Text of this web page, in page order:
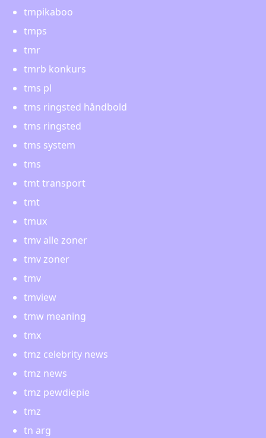
tmpikaboo
tmps
tmr
tmrb konkurs
tms pl
tms ringsted håndbold
tms ringsted
tms system
tms
tmt transport
tmt
tmux
tmv alle zoner
tmv zoner
tmv
tmview
tmw meaning
tmx
tmz celebrity news
tmz news
tmz pewdiepie
tmz
tn arg